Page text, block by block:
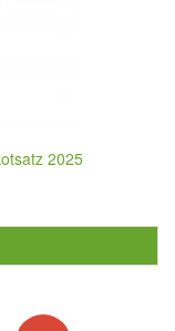
2025